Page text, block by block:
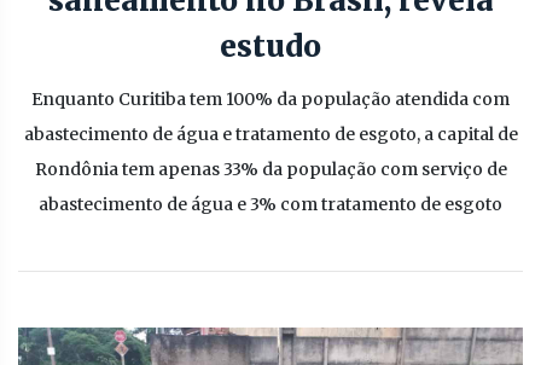
estudo
Enquanto Curitiba tem 100% da população atendida com
abastecimento de água e tratamento de esgoto, a capital de
Rondônia tem apenas 33% da população com serviço de
abastecimento de água e 3% com tratamento de esgoto